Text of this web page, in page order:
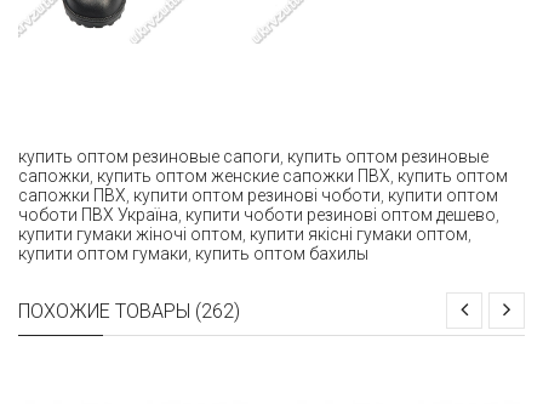
купить оптом резиновые сапоги купить оптом резиновые
сапожки купить оптом женские сапожки ПВХ купить оптом
сапожки ПВХ купити оптом резинові чоботи купити оптом
чоботи ПВХ Україна купити чоботи резинові оптом дешево
купити гумаки жіночі оптом купити якісні гумаки оптом
купити оптом гумаки купить оптом бахилы
ПОХОЖИЕ ТОВАРЫ (262)